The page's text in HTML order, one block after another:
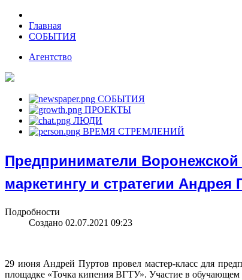
Главная
СОБЫТИЯ
Агентство
СОБЫТИЯ
ПРОЕКТЫ
ЛЮДИ
ВРЕМЯ СТРЕМЛЕНИЙ
Предприниматели
маркетингу и стратегии Андрея
Подробности
Создано 02.07.2021 09:23
29 июня Андрей Пуртов провел мастер-класс для
площадке «Точка кипения ВГТУ». Участие в обучающем